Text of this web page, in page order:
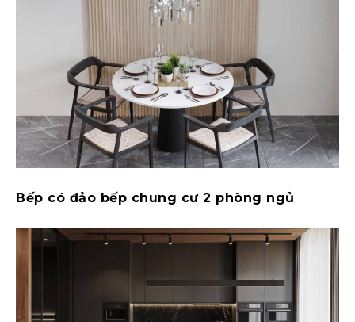
Bếp có đảo bếp chung cư 2 phòng ngủ